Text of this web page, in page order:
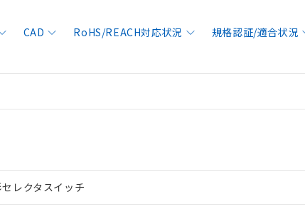
CAD RoHS/REACH対応状況 規格認証/適合状況
レクタスイッチ